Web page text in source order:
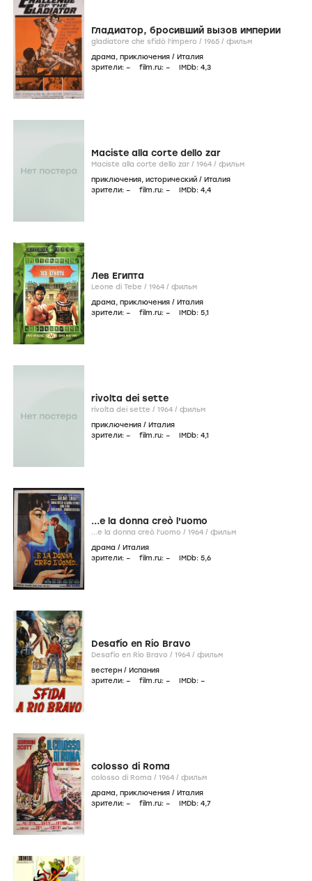
Гладиатор, бросивший вызов империи
gladiatore che sfidò l'impero / 1965 / фильм
драма, приключения / Италия
зрители: – film.ru: – IMDb: 4,3
Maciste alla corte dello zar
Maciste alla corte dello zar / 1964 / фильм
приключения, исторический / Италия
зрители: – film.ru: – IMDb: 4,4
Лев Египта
Leone di Tebe / 1964 / фильм
драма, приключения / Италия
зрители: – film.ru: – IMDb: 5,1
rivolta dei sette
rivolta dei sette / 1964 / фильм
приключения / Италия
зрители: – film.ru: – IMDb: 4,1
...e la donna creò l'uomo
...e la donna creò l'uomo / 1964 / фильм
драма / Италия
зрители: – film.ru: – IMDb: 5,6
Desafío en Río Bravo
Desafío en Río Bravo / 1964 / фильм
вестерн / Испания
зрители: – film.ru: – IMDb: –
colosso di Roma
colosso di Roma / 1964 / фильм
драма, приключения / Италия
зрители: – film.ru: – IMDb: 4,7